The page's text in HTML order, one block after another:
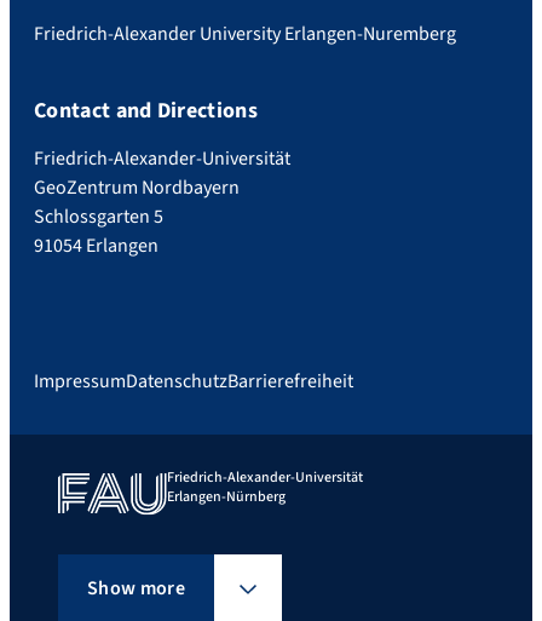
Friedrich-Alexander University Erlangen-Nuremberg
Contact and Directions
Friedrich-Alexander-Universität
GeoZentrum Nordbayern
Schlossgarten 5
91054 Erlangen
ImpressumDatenschutzBarrierefreiheit
Friedrich-Alexander-Universität
Erlangen-Nürnberg
Show more